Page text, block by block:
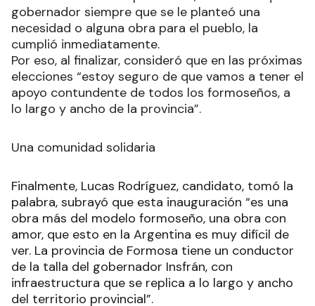
gobernador siempre que se le planteó una
necesidad o alguna obra para el pueblo, la
cumplió inmediatamente.
Por eso, al finalizar, consideró que en las próximas
elecciones “estoy seguro de que vamos a tener el
apoyo contundente de todos los formoseños, a
lo largo y ancho de la provincia”.
Una comunidad solidaria
Finalmente, Lucas Rodríguez, candidato, tomó la
palabra, subrayó que esta inauguración “es una
obra más del modelo formoseño, una obra con
amor, que esto en la Argentina es muy difícil de
ver. La provincia de Formosa tiene un conductor
de la talla del gobernador Insfrán, con
infraestructura que se replica a lo largo y ancho
del territorio provincial”.